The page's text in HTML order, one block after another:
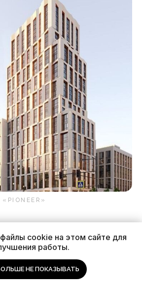
cookie на этом сайте для
работы.
НЕ ПОКАЗЫВАТЬ